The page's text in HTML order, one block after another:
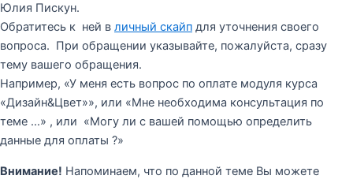
Юлия Пискун.
Обратитесь к ней в личный скайп для уточнения своего
вопроса. При обращении указывайте, пожалуйста, сразу
тему вашего обращения.
Например, «У меня есть вопрос по оплате модуля курса
«Дизайн&Цвет»», или «Мне необходима консультация по
теме …» , или «Могу ли с вашей помощью определить
данные для оплаты ?»
Внимание! Напоминаем, что по данной теме Вы можете